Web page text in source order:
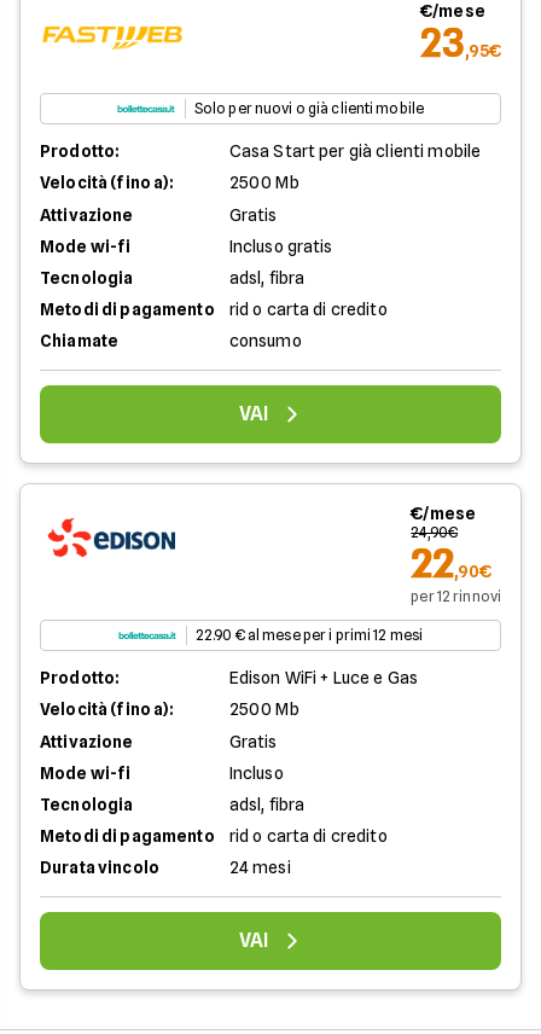
€/mese
23,95€
Solo per nuovi o già clienti mobile
Prodotto:
Casa Start per già clienti mobile
Velocità (fino a):
2500 Mb
Attivazione
Gratis
Mode wi-fi
Incluso gratis
Tecnologia
adsl, fibra
Metodi di pagamento
rid o carta di credito
Chiamate
consumo
VAI
€/mese
24,90€
22,90€
per 12 rinnovi
22.90 € al mese per i primi 12 mesi
Prodotto:
Edison WiFi + Luce e Gas
Velocità (fino a):
2500 Mb
Attivazione
Gratis
Mode wi-fi
Incluso
Tecnologia
adsl, fibra
Metodi di pagamento
rid o carta di credito
Durata vincolo
24 mesi
VAI